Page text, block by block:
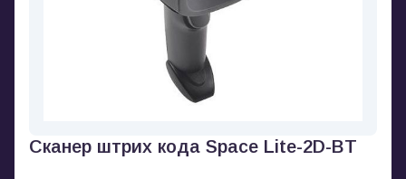
Сканер штрих кода Space Lite-2D-BT